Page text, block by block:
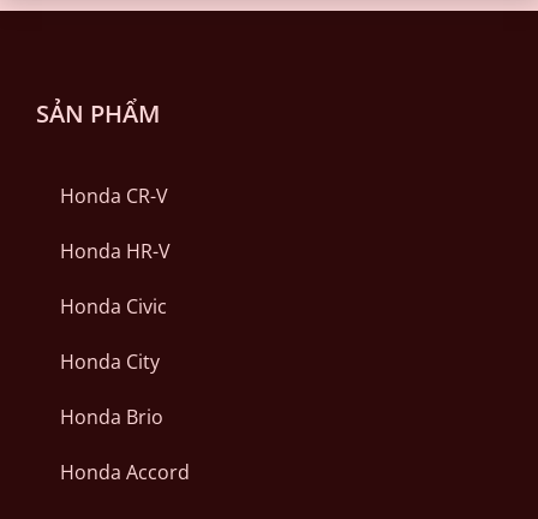
SẢN PHẨM
Honda CR-V
Honda HR-V
Honda Civic
Honda City
Honda Brio
Honda Accord